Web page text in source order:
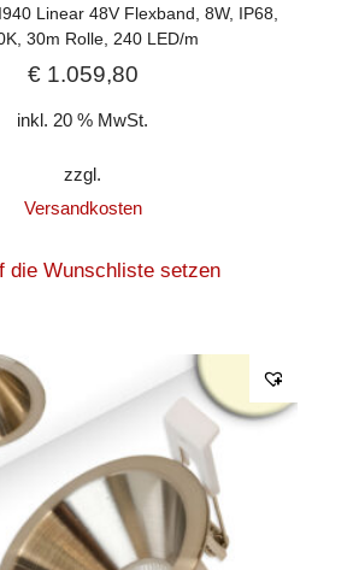
Linear 48V Flexband, 8W, IP68,
30m Rolle, 240 LED/m
€1.059,80
inkl. 20 % MwSt.
zzgl.
Versandkosten
die Wunschliste setzen